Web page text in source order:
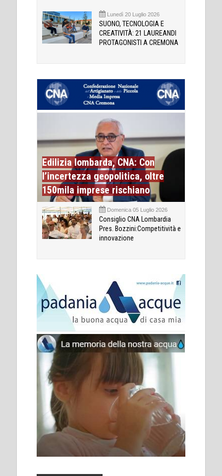
Lunedì 20 Luglio 2026
SUONO, TECNOLOGIA E
CREATIVITÀ: 21 LAUREANDI
PROTAGONISTI A CREMONA
Edilizia lombarda, CNA: Con
l’incertezza geopolitica, oltre
150mila imprese rischiano
Domenica 05 Luglio 2026
Consiglio CNA Lombardia
Pres. Bozzini:Competitività e
innovazione